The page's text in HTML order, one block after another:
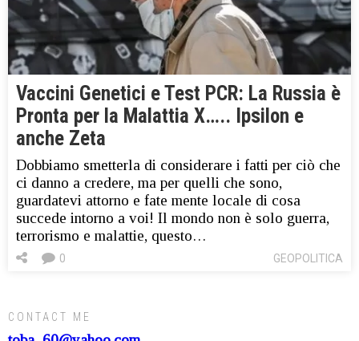
Vaccini Genetici e Test PCR: La Russia è
Pronta per la Malattia X….. Ipsilon e
anche Zeta
Dobbiamo smetterla di considerare i fatti per ciò che
ci danno a credere, ma per quelli che sono,
guardatevi attorno e fate mente locale di cosa
succede intorno a voi! Il mondo non è solo guerra,
terrorismo e malattie, questo…
GEOPOLITICA
0
CONTACT ME